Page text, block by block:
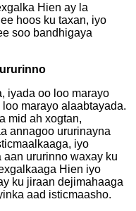
Hien ay la
hoos ku taxan, iyo
soo bandhigaya
iyada oo loo marayo
marayo alaabtayada.
mid ah xogtan,
annagoo ururinayna
iyo
ururinno waxay ku
Hien iyo
ku jiraan dejimahaaga
aad isticmaasho.